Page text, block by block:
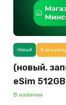
(новый.
eSim
A3522
В наличии
Новый В рассрочку